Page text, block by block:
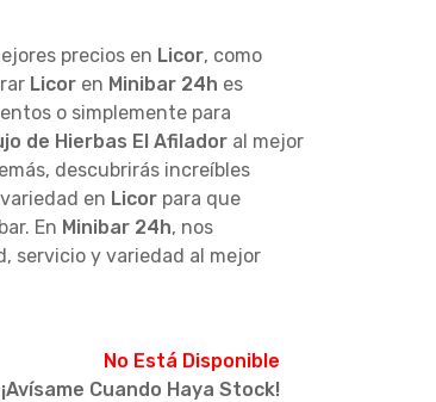
precios en Licor, como
Licoren Minibar 24h es
o simplemente para
de Hierbas El Afiladoral mejor
descubrirás increíbles
en Licorpara que
En Minibar 24h, nos
servicio y variedad al mejor
No Está Disponible
¡Avísame Cuando Haya Stock!